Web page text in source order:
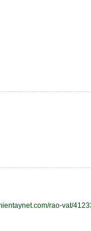
rao-vat/